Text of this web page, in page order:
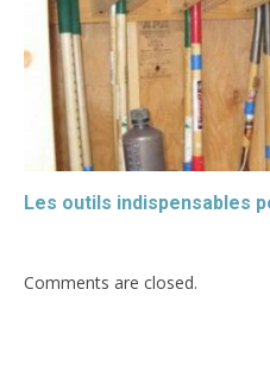
Les outils indispensables
Comments are closed.